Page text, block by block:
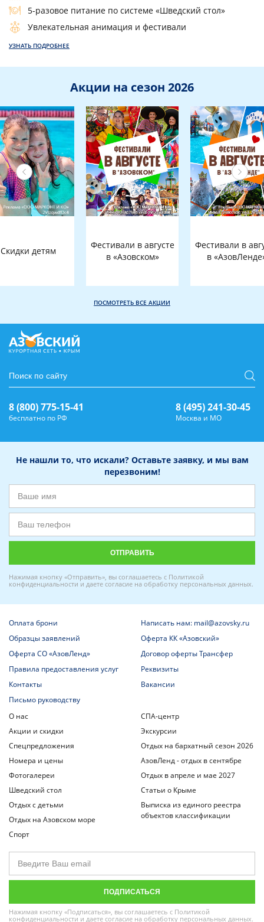
5-разовое питание по системе «Шведский стол»
Увлекательная анимация и фестивали
УЗНАТЬ ПОДРОБНЕЕ
Акции на сезон 2026
Скидки детям
Фестивали в августе
в «Азовском»
Фестивали в
в
ПОСМОТРЕТЬ ВСЕ АКЦИИ
8 (800) 775-15-41
бесплатно по РФ
8 (495) 241-30-45
Москва и МО
Не нашли то, что искали? Оставьте заявку, и мы вам
перезвоним!
Нажимая кнопку «Отправить», вы соглашаетесь с Политикой
конфиденциальности и даете согласие на обработку персональных данных.
Оплата брони
Написать нам: mail@azovsky.ru
Образцы заявлений
Оферта КК «Азовский»
Оферта СО «АзовЛенд»
Договор оферты Трансфер
Правила предоставления услуг
Реквизиты
Контакты
Вакансии
Письмо руководству
О нас
Акции и скидки
Спецпредложения
Номера и цены
Фотогалереи
Шведский стол
Отдых с детьми
Отдых на Азовском море
Спорт
СПА-центр
Экскурсии
Отдых на бархатный сезон 2026
АзовЛенд - отдых в сентябре
Отдых в апреле и мае 2027
Статьи о Крыме
Выписка из единого реестра
объектов классификации
Нажимая кнопку «Подписаться», вы соглашаетесь с Политикой
конфиденциальности и даете согласие на обработку персональных данных.